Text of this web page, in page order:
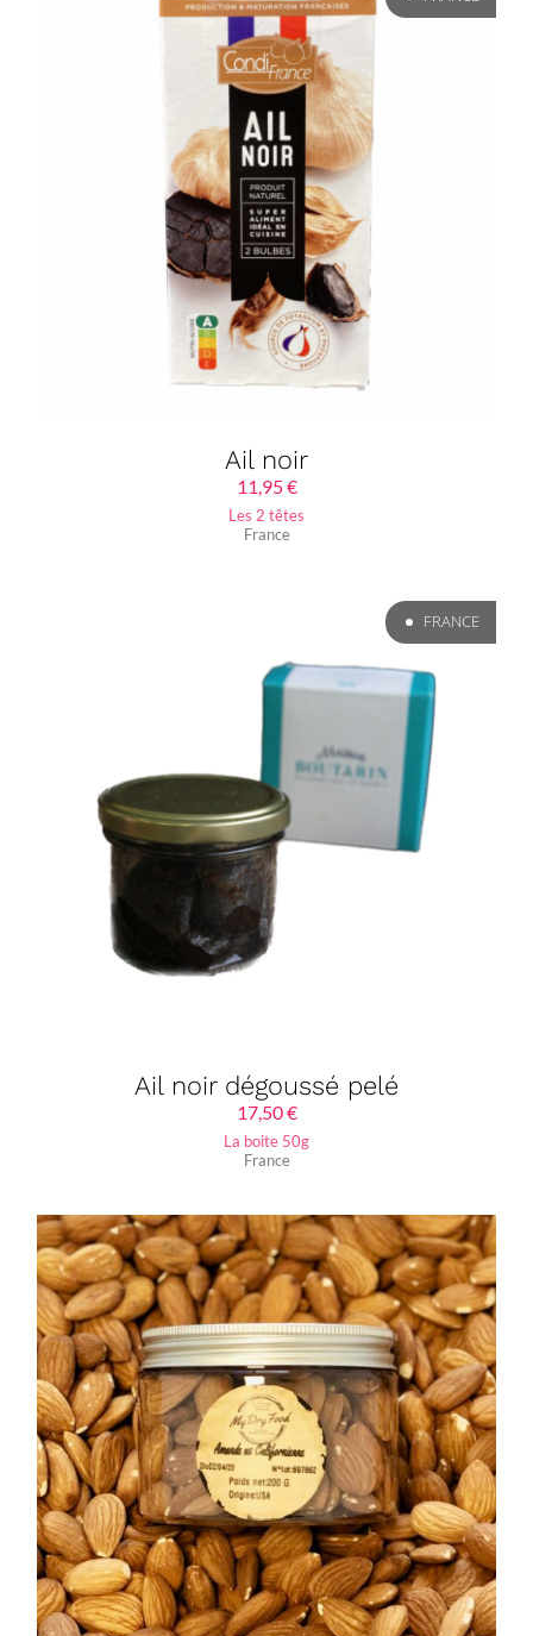
Ail noir
11,95€
Les 2 têtes
France
FRANCE
Ail noir dégoussé pelé
17,50€
La boite 50g
France